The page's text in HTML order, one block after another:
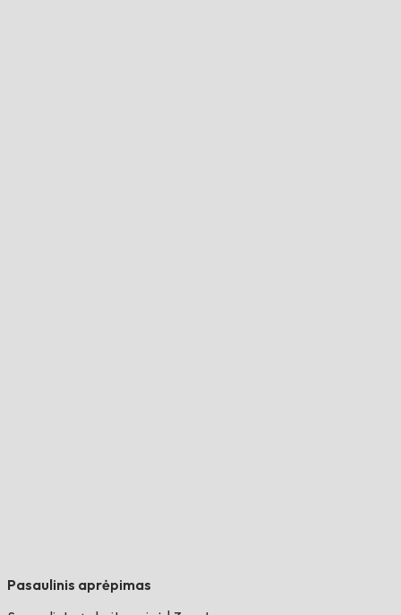
Pasaulinis aprėpimas